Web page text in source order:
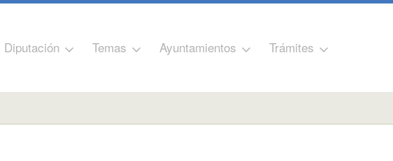
Diputación Temas Ayuntamientos Trámites